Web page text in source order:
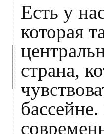
Есть у
которая
страна,